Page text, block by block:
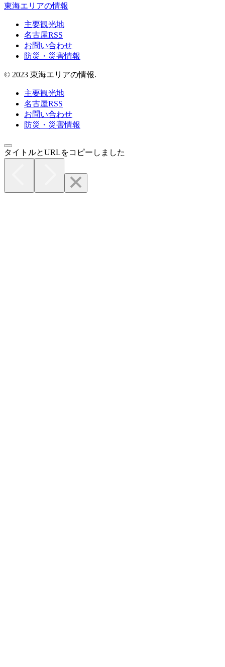
東海エリアの情報
主要観光地
名古屋RSS
お問い合わせ
防災・災害情報
© 2023 東海エリアの情報.
主要観光地
名古屋RSS
お問い合わせ
防災・災害情報
タイトルとURLをコピーしました